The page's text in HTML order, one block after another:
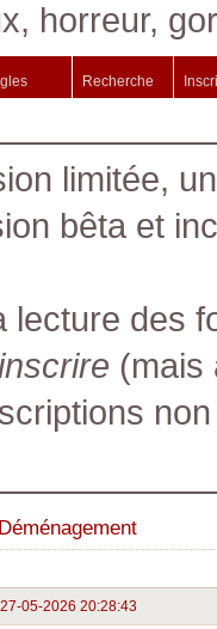
horreur,
Recherche
limitée,
bêta et
lecture des
(mais
Déménagement
27-05-2026 20:28:43